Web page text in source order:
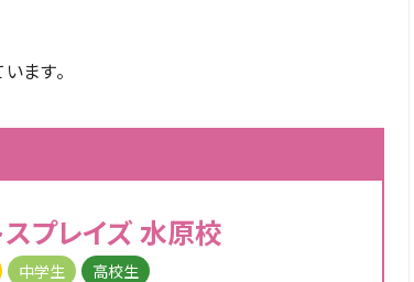
ます。
スプレイズ水原校
中学生 高校生